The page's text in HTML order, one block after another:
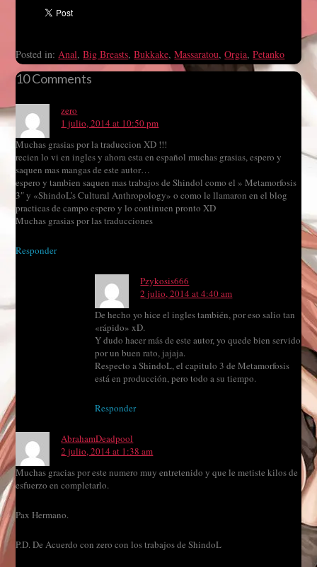
Posted in:Anal,Big Breasts,Bukkake,Massaratou,Orgia,Petanko
10 Comments
zero
1 julio, 2014 at 10:50 pm
Muchas grasias por la traduccion XD !!!
recien lo vi en ingles y ahora esta en español muchas grasias, espero y
saquen mas mangas de este autor…
espero y tambien saquen mas trabajos de Shindol como el » Metamorfosis
3″ y «ShindoL’s Cultural Anthropology» o como le llamaron en el blog
practicas de campo espero y lo continuen pronto XD
Muchas grasias por las traducciones
Responder
Pzykosis666
2 julio, 2014 at 4:40 am
De hecho yo hice el ingles también, por eso salio tan
«rápido» xD.
Y dudo hacer más de este autor, yo quede bien servido
por un buen rato, jajaja.
Respecto a ShindoL, el capitulo 3 de Metamorfosis
está en producción, pero todo a su tiempo.
Responder
AbrahamDeadpool
2 julio, 2014 at 1:38 am
Muchas gracias por este numero muy entretenido y que le metiste kilos de
esfuerzo en completarlo.
Pax Hermano.
P.D. De Acuerdo con zero con los trabajos de ShindoL